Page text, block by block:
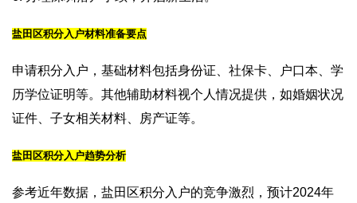
盐田区积分入户材料准备要点
申请积分入户，基础材料包括身份证、社保卡、户口本、学
历学位证明等。其他辅助材料视个人情况提供，如婚姻状况
证件、子女相关材料、房产证等。
盐田区积分入户趋势分析
参考近年数据，盐田区积分入户的竞争激烈，预计2024年